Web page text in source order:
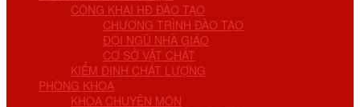
CÔNG KHAI HĐ ĐÀO TẠO
CHƯƠNG TRÌNH ĐÀO TẠO
ĐỘI NGŨ NHÀ GIÁO
CƠ SỞ VẬT CHẤT
KIỂM ĐỊNH CHẤT LƯỢNG
PHÒNG KHOA
KHOA CHUYÊN MÔN